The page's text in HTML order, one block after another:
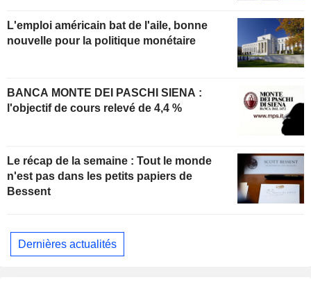
L'emploi américain bat de l'aile, bonne
nouvelle pour la politique monétaire
BANCA MONTE DEI PASCHI SIENA :
l'objectif de cours relevé de 4,4 %
Le récap de la semaine : Tout le monde
n'est pas dans les petits papiers de
Bessent
Dernières actualités